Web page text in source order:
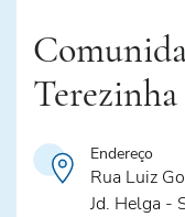
Endereço
Rua Luiz
Jd. Helga -